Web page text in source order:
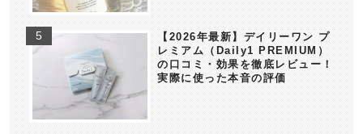
【2026年最新】デイリーワン プ
レミアム（Daily1 PREMIUM）
の口コミ・効果を徹底レビュー！
実際に使った本音の評価